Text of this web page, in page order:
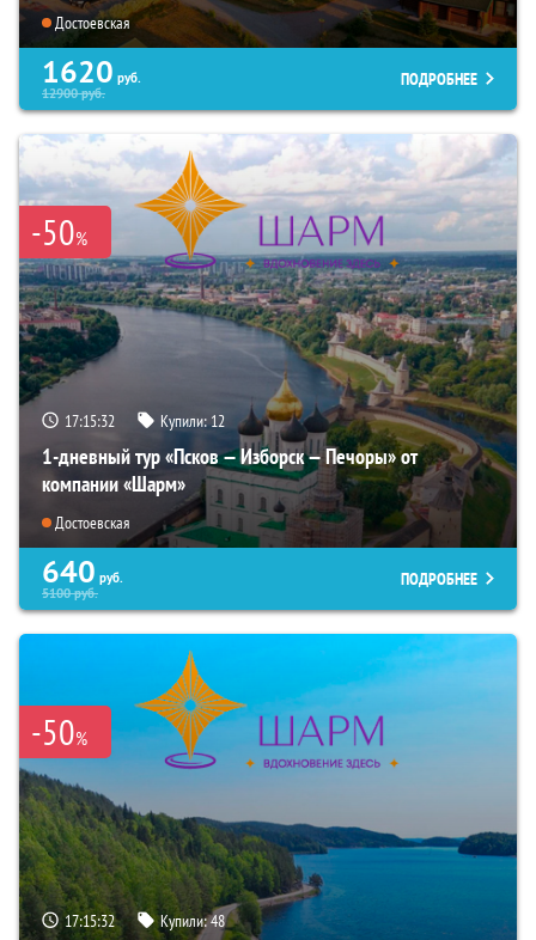
Достоевская
1620 руб.
12900руб.
ПОДРОБНЕЕ
-50%
17:15:30 Купили:12
1-дневный тур «Псков — Изборск — Печоры» от
компании «Шарм»
Достоевская
640 руб.
5100руб.
ПОДРОБНЕЕ
-50%
17:15:30 Купили:48